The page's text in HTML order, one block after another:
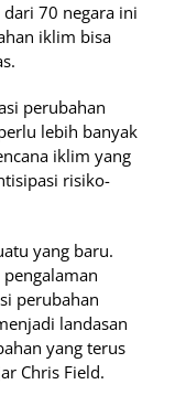
70 negara ini
iklim bisa
perubahan
lebih banyak
iklim yang
risiko-
yang baru.
perubahan
landasan
yang terus
Chris Field.